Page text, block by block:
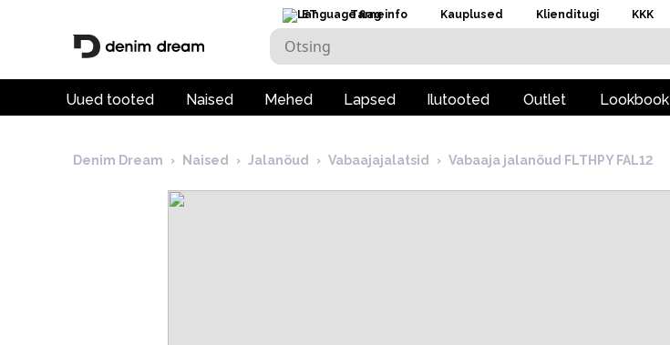
ET Tarneinfo Kauplused Klienditugi KKK
Uued tooted Naised Mehed Lapsed Ilutooted Outlet Lookbook
Denim Dream › Naised › Jalanõud › Vabaajajalatsid › Vabaaja jalanõud FLTHPY FAL12